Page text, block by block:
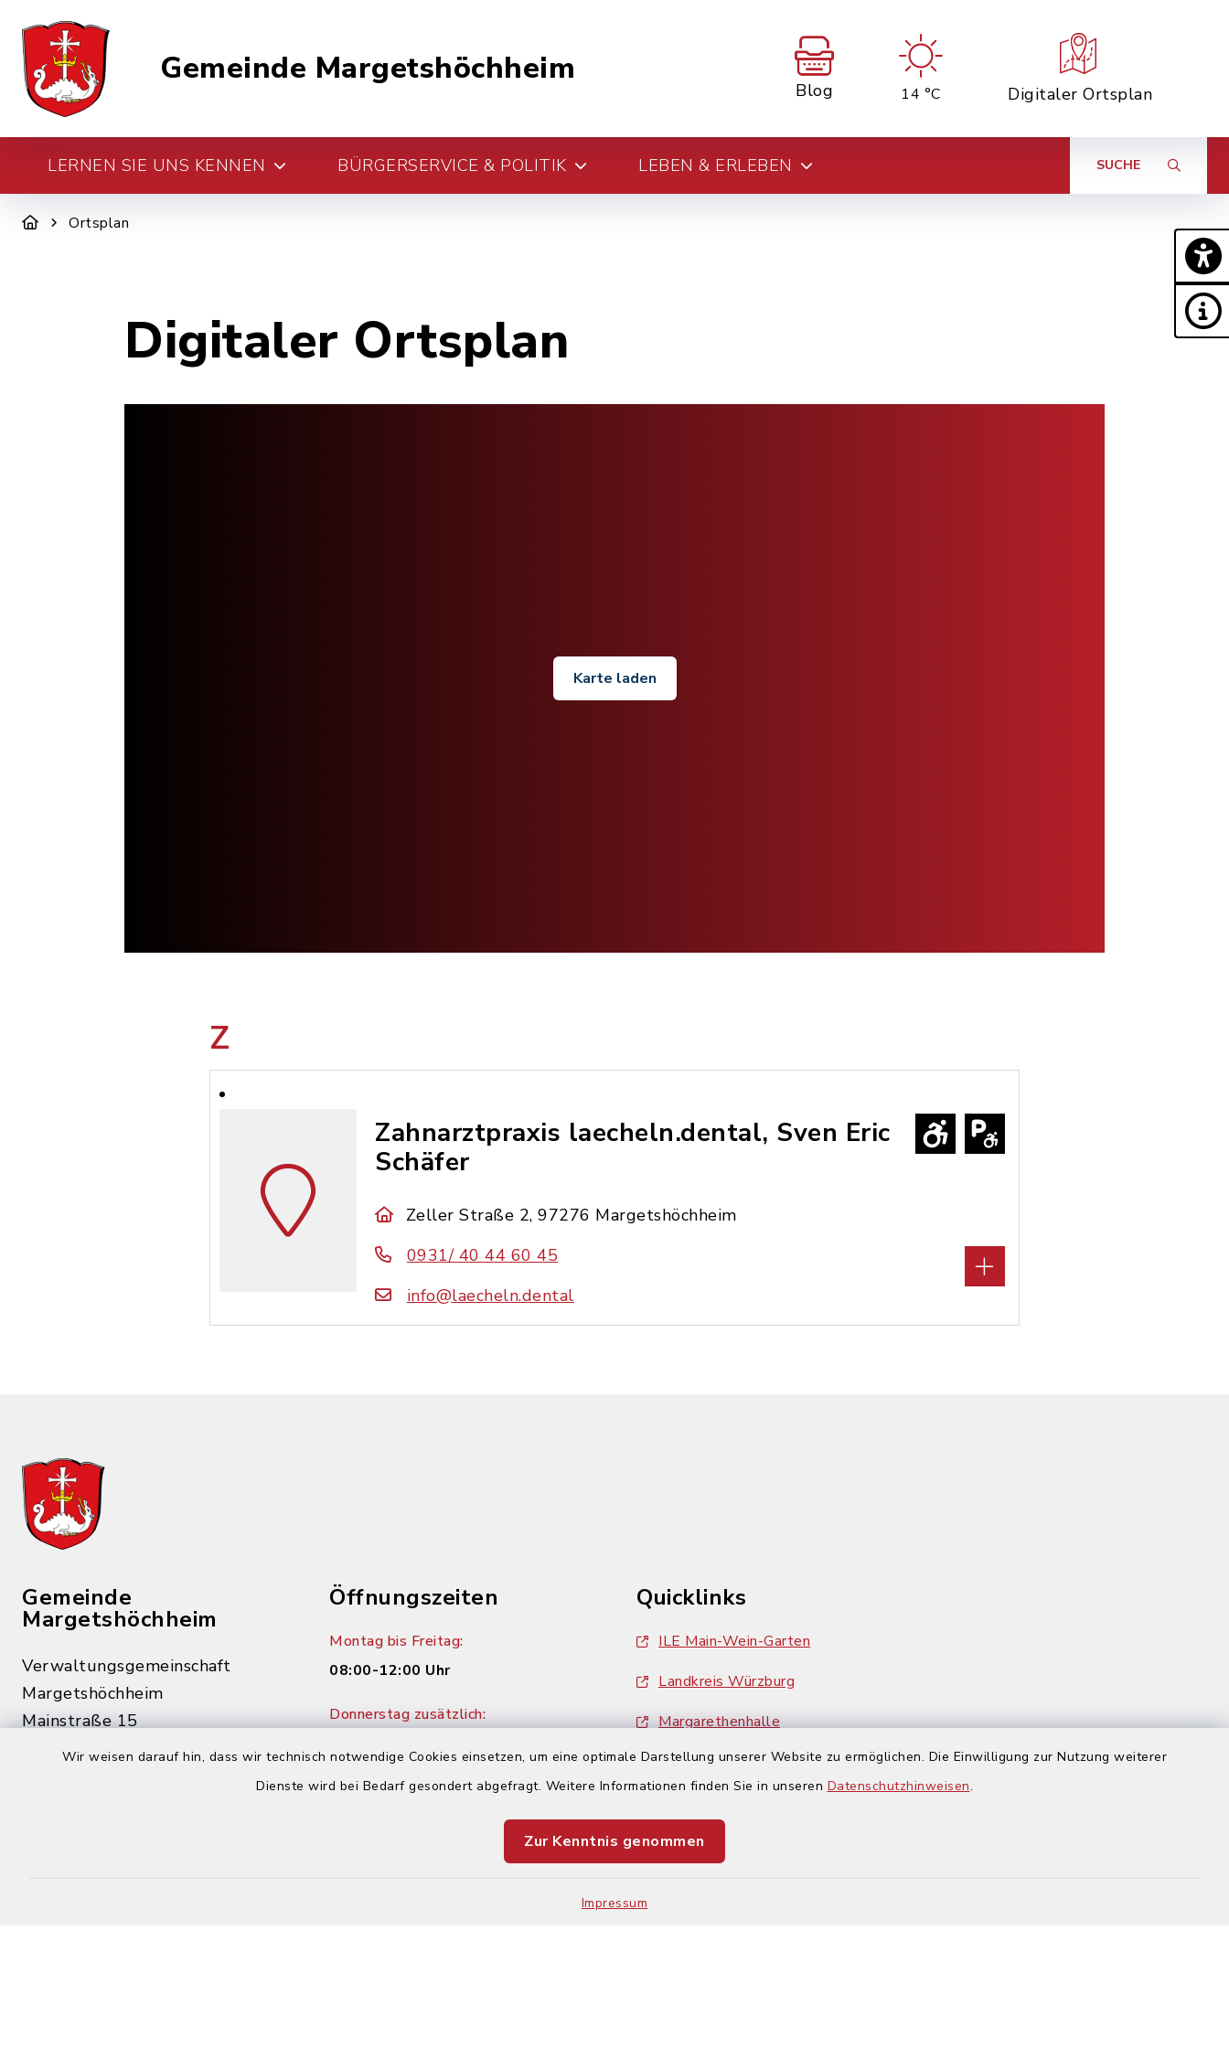
Wir weisen darauf hin, dass wir technisch notwendige Cookies einsetzen, um eine optimale Darstellung unserer Website zu ermöglichen. Die Einwilligung zur Nutzung weiterer
Dienste wird bei Bedarf gesondert abgefragt. Weitere Informationen finden Sie in unseren Datenschutzhinweisen.
Zur Kenntnis genommen
Impressum
Gemeinde Margetshöchheim
Blog 14 °C Digitaler Ortsplan
LERNEN SIE UNS KENNEN BÜRGERSERVICE & POLITIK LEBEN & ERLEBEN SUCHE
Ortsplan
Digitaler Ortsplan
Karte laden
Z
Zahnarztpraxis laecheln.dental, Sven Eric
Schäfer
Zeller Straße 2, 97276 Margetshöchheim
0931/ 40 44 60 45
info@laecheln.dental
Gemeinde
Margetshöchheim
Verwaltungsgemeinschaft
Margetshöchheim
Mainstraße 15
97276 Margetshöchheim
Öffnungszeiten
Montag bis Freitag:
08:00-12:00 Uhr
Donnerstag zusätzlich:
Quicklinks
ILE Main-Wein-Garten
Landkreis Würzburg
Margarethenhalle
ZweiUferLand Tourismus